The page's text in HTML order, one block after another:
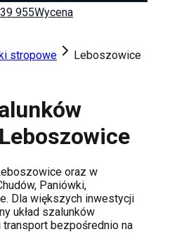
955Wycena
stropowe
Leboszowice
Leboszowice
oraz w
Paniówki,
. Dla większych inwestycji
układ szalunków
bezpośrednio na